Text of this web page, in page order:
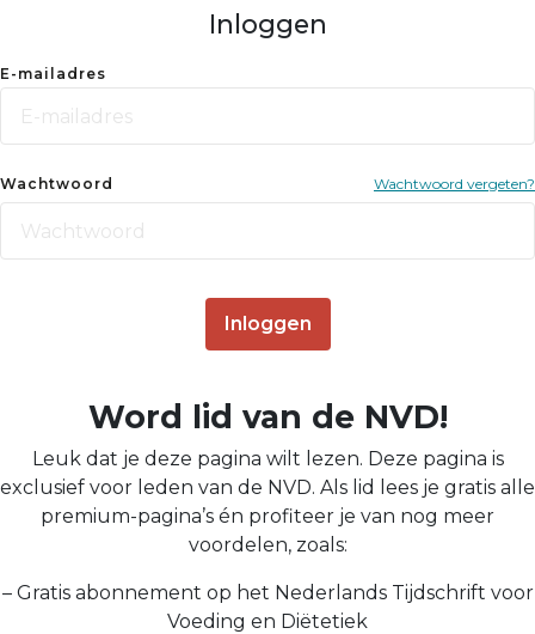
Inloggen
E-mailadres
Wachtwoord Wachtwoord vergeten?
Inloggen
Word lid van de NVD!
Leuk dat je deze pagina wilt lezen. Deze pagina is
exclusief voor leden van de NVD. Als lid lees je gratis alle
premium-pagina’s én profiteer je van nog meer
voordelen, zoals:
– Gratis abonnement op het Nederlands Tijdschrift voor
Voeding en Diëtetiek